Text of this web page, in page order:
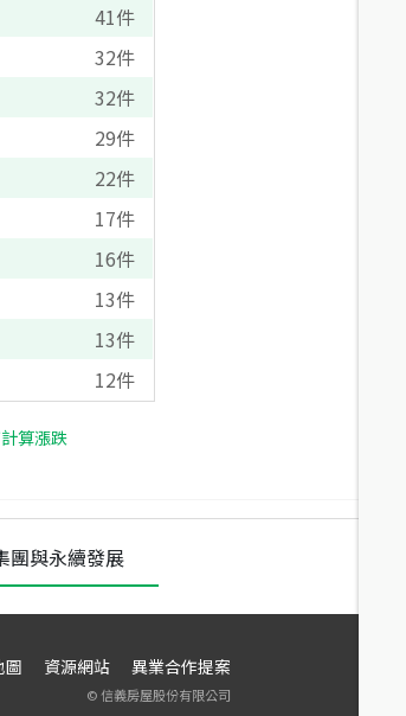
41件
32件
32件
29件
22件
17件
16件
13件
13件
12件
算漲跌
團與永續發展
圖 資源網站 異業合作提案
©信義房屋股份有限公司